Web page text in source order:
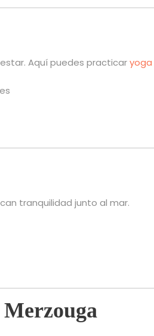
Aquí puedes practicaryoga
tranquilidad junto al mar.
Merzouga